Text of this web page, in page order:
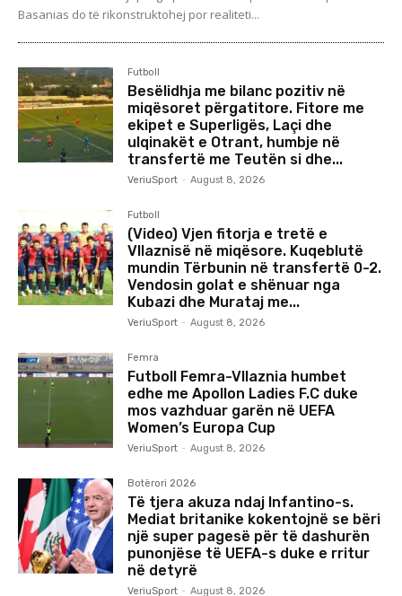
Basanias do të rikonstruktohej por realiteti...
Futboll
Besëlidhja me bilanc pozitiv në
miqësoret përgatitore. Fitore me
ekipet e Superligës, Laçi dhe
ulqinakët e Otrant, humbje në
transfertë me Teutën si dhe...
VeriuSport - August 8, 2026
Futboll
(Video) Vjen fitorja e tretë e
Vllaznisë në miqësore. Kuqeblutë
mundin Tërbunin në transfertë 0-2.
Vendosin golat e shënuar nga
Kubazi dhe Murataj me...
VeriuSport - August 8, 2026
Femra
Futboll Femra-Vllaznia humbet
edhe me Apollon Ladies F.C duke
mos vazhduar garën në UEFA
Women’s Europa Cup
VeriuSport - August 8, 2026
Botërori 2026
Të tjera akuza ndaj Infantino-s.
Mediat britanike kokentojnë se bëri
një super pagesë për të dashurën
punonjëse të UEFA-s duke e rritur
në detyrë
VeriuSport - August 8, 2026